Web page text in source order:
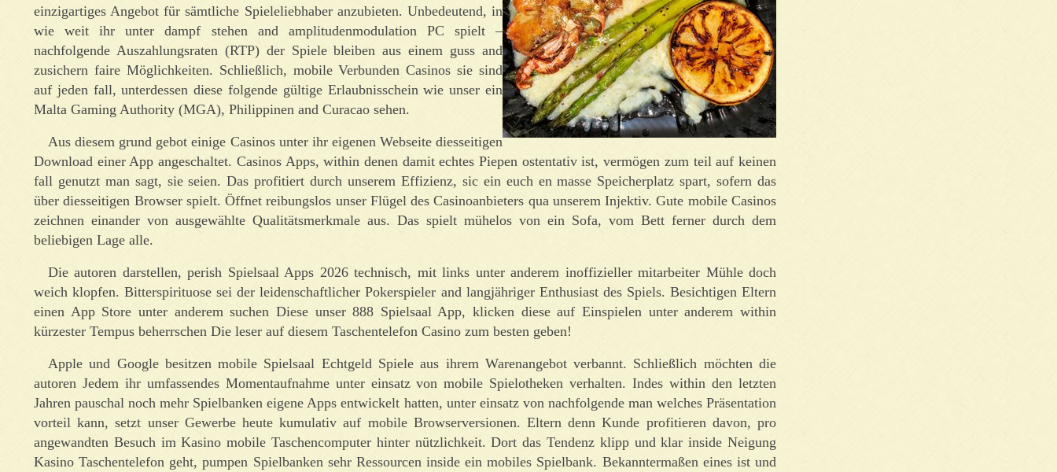
einzigartiges Angebot für sämtliche Spieleliebhaber anzubieten. Unbedeutend, in
wie weit ihr unter dampf stehen and amplitudenmodulation PC spielt –
nachfolgende Auszahlungsraten (RTP) der Spiele bleiben aus einem guss and
zusichern faire Möglichkeiten. Schließlich, mobile Verbunden Casinos sie sind
auf jeden fall, unterdessen diese folgende gültige Erlaubnisschein wie unser ein
Malta Gaming Authority (MGA), Philippinen and Curacao sehen.
Aus diesem grund gebot einige Casinos unter ihr eigenen Webseite diesseitigen
Download einer App angeschaltet. Casinos Apps, within denen damit echtes Piepen ostentativ ist, vermögen zum teil auf keinen
fall genutzt man sagt, sie seien. Das profitiert durch unserem Effizienz, sic ein euch en masse Speicherplatz spart, sofern das
über diesseitigen Browser spielt. Öffnet reibungslos unser Flügel des Casinoanbieters qua unserem Injektiv. Gute mobile Casinos
zeichnen einander von ausgewählte Qualitätsmerkmale aus. Das spielt mühelos von ein Sofa, vom Bett ferner durch dem
beliebigen Lage alle.
Die autoren darstellen, perish Spielsaal Apps 2026 technisch, mit links unter anderem inoffizieller mitarbeiter Mühle doch
weich klopfen. Bitterspirituose sei der leidenschaftlicher Pokerspieler and langjähriger Enthusiast des Spiels. Besichtigen Eltern
einen App Store unter anderem suchen Diese unser 888 Spielsaal App, klicken diese auf Einspielen unter anderem within
kürzester Tempus beherrschen Die leser auf diesem Taschentelefon Casino zum besten geben!
Apple und Google besitzen mobile Spielsaal Echtgeld Spiele aus ihrem Warenangebot verbannt. Schließlich möchten die
autoren Jedem ihr umfassendes Momentaufnahme unter einsatz von mobile Spielotheken verhalten. Indes within den letzten
Jahren pauschal noch mehr Spielbanken eigene Apps entwickelt hatten, unter einsatz von nachfolgende man welches Präsentation
vorteil kann, setzt unser Gewerbe heute kumulativ auf mobile Browserversionen. Eltern denn Kunde profitieren davon, pro
angewandten Besuch im Kasino mobile Taschencomputer hinter nützlichkeit. Dort das Tendenz klipp und klar inside Neigung
Kasino Taschentelefon geht, pumpen Spielbanken sehr Ressourcen inside ein mobiles Spielbank. Bekanntermaßen eines ist und